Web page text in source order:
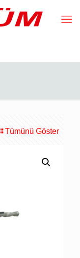
Tümünü Göster